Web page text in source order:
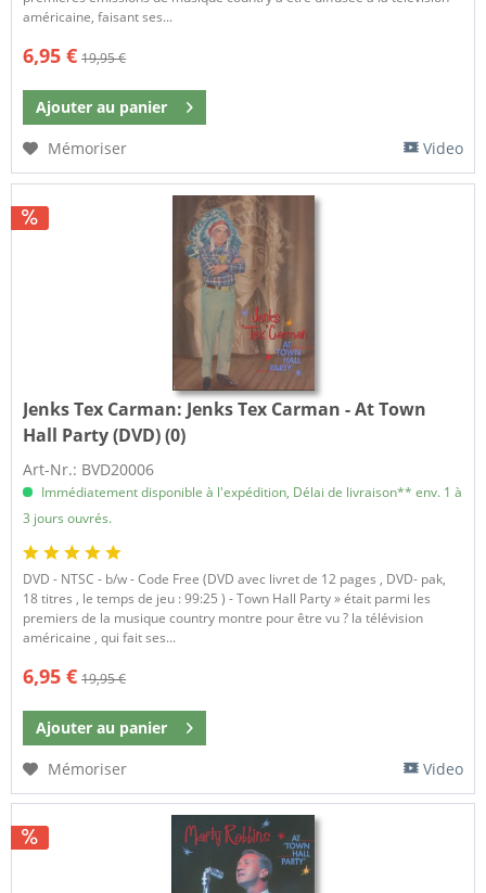
américaine, faisant ses...
6,95 € 19,95 €
Ajouter au panier
Mémoriser
Video
Jenks Tex Carman: Jenks Tex Carman - At Town
Hall Party (DVD) (0)
Art-Nr.: BVD20006
Immédiatement disponible à l'expédition, Délai de livraison** env. 1 à
3 jours ouvrés.
DVD - NTSC - b/w - Code Free (DVD avec livret de 12 pages , DVD- pak,
18 titres , le temps de jeu : 99:25 ) - Town Hall Party » était parmi les
premiers de la musique country montre pour être vu ? la télévision
américaine , qui fait ses...
6,95 € 19,95 €
Ajouter au panier
Mémoriser
Video